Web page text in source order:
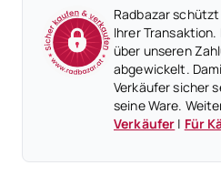
Radbazar
Ihrer
über unseren
abgewickelt.
Verkäufer sicher
seine Ware.
Verkäufer | Für